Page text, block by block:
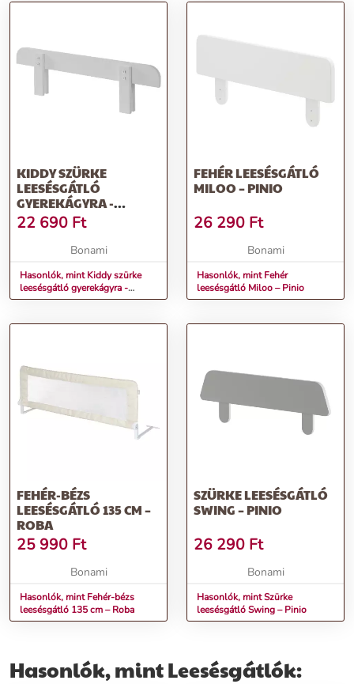
KIDDY SZÜRKE
LEESÉSGÁTLÓ
GYEREKÁGYRA -
VIPACK
22 690 Ft
Bonami
Hasonlók, mint Kiddy szürke
leesésgátló gyerekágyra -
Vipack
FEHÉR LEESÉSGÁTLÓ
MILOO – PINIO
26 290 Ft
Bonami
Hasonlók, mint Fehér
leesésgátló Miloo – Pinio
FEHÉR-BÉZS
LEESÉSGÁTLÓ 135 CM –
ROBA
25 990 Ft
Bonami
Hasonlók, mint Fehér-bézs
leesésgátló 135 cm – Roba
SZÜRKE LEESÉSGÁTLÓ
SWING – PINIO
26 290 Ft
Bonami
Hasonlók, mint Szürke
leesésgátló Swing – Pinio
Hasonlók, mint Leesésgátlók: